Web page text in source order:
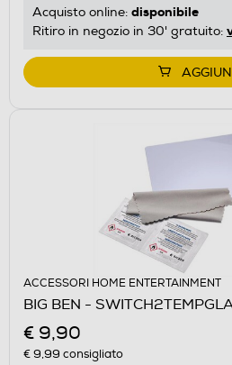
Acquisto online: disponibile
Ritiro in negozio in 30' gratuito:
ACCESSORI HOME ENTERTAINMENT
BIG BEN -
€ 9,90
€ 9,99 consigliato